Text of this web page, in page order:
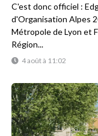
4 août à 11:02
C'est donc officiel :
d'Organisation Alpes
Métropole de Lyon et
Région...